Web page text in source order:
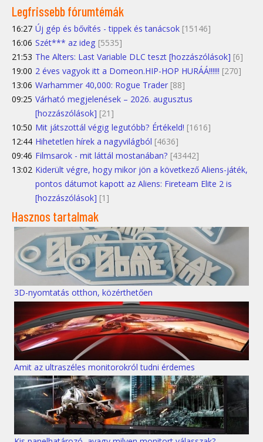
Legfrissebb fórumtémák
16:27 Új gép és bővítés - tippek és tanácsok [15146]
16:06 Szét*** az ideg [5535]
21:53 The Alters: Last Variable DLC teszt [hozzászólások] [6]
19:00 2 éves vagyok itt a Domeon.HIP-HOP HURÁÁ!!!!!! [270]
13:06 Warhammer 40,000: Rogue Trader [88]
09:25 Várható megjelenések – 2026. augusztus
[hozzászólások] [21]
10:50 Mit játszottál végig legutóbb? Értékeld! [1616]
12:44 Hihetetlen hírek a nagyvilágból [4636]
09:46 Filmsarok - mit láttál mostanában? [43442]
13:02 Kiderült végre, hogy mikor jön a következő Aliens-játék,
pontos dátumot kapott az Aliens: Fireteam Elite 2 is
[hozzászólások] [1]
Hasznos tartalmak
3D-nyomtatás otthon, közérthetően
Amit az ultraszéles monitorokról tudni érdemes